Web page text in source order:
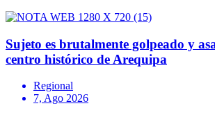
Sujeto es brutalmente golpeado y
centro histórico de Arequipa
Regional
7, Ago 2026